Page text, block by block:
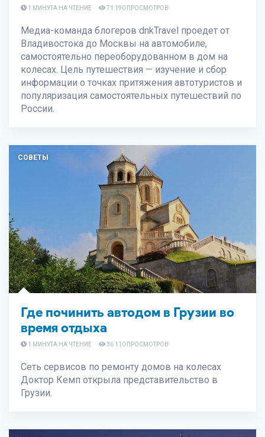
1 МИНУТА НА ЧТЕНИЕ 71 190 ПРОСМОТРОВ
Медиа-команда блогеров dnkTravel проедет от
Владивостока до Москвы на автомобиле,
самостоятельно переоборудованном в дом на
колесах. Цель путешествия — изучение и сбор
информации о точках притяжения автотуристов и
популяризация самостоятельных путешествий по
России.
СОВЕТЫ
Где починить автодом в Грузии во
время отдыха
1 МИНУТА НА ЧТЕНИЕ 36 110 ПРОСМОТРОВ
Сеть сервисов по ремонту домов на колесах
Доктор Кемп открыла представительство в
Грузии.